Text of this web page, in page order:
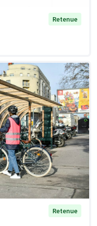
Retenue
Retenue